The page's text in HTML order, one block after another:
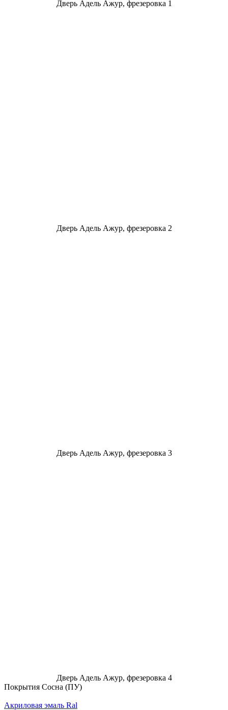
Дверь Адель Ажур, фрезеровка 1
Дверь Адель Ажур, фрезеровка 2
Дверь Адель Ажур, фрезеровка 3
Дверь Адель Ажур, фрезеровка 4
Покрытия Сосна (ПУ)
Акриловая эмаль Ral